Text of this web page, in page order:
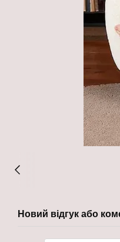
Новий відгук або